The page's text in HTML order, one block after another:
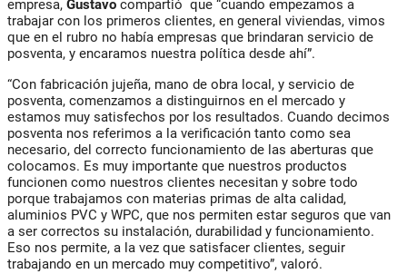
empresa, Gustavo compartió que “cuando empezamos a
trabajar con los primeros clientes, en general viviendas, vimos
que en el rubro no había empresas que brindaran servicio de
posventa, y encaramos nuestra política desde ahí”.
“Con fabricación jujeña, mano de obra local, y servicio de
posventa, comenzamos a distinguirnos en el mercado y
estamos muy satisfechos por los resultados. Cuando decimos
posventa nos referimos a la verificación tanto como sea
necesario, del correcto funcionamiento de las aberturas que
colocamos. Es muy importante que nuestros productos
funcionen como nuestros clientes necesitan y sobre todo
porque trabajamos con materias primas de alta calidad,
aluminios PVC y WPC, que nos permiten estar seguros que van
a ser correctos su instalación, durabilidad y funcionamiento.
Eso nos permite, a la vez que satisfacer clientes, seguir
trabajando en un mercado muy competitivo”, valoró.